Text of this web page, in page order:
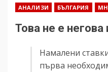
АНАЛИЗИ БЪЛГАРИЯ
Това не е негова
Намалени
първа